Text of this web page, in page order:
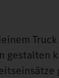
gestalten